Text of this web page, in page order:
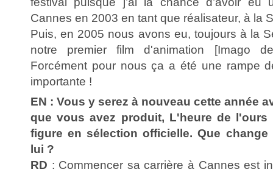
Cannes en 2003 en tant que réalisateur, à la
Puis, en 2005 nous avons eu, toujours à la
notre premier film d'animation [Imago
Forcément pour nous ça a été une rampe
importante !
EN : Vous y serez à nouveau cette année
que vous avez produit, L'heure de l'ours
figure en sélection officielle. Que
lui ?
RD : Commencer sa carrière à Cannes est